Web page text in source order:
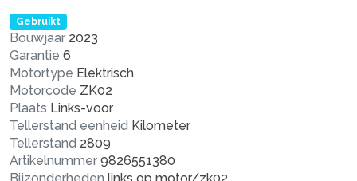
Gebruikt
Bouwjaar 2023
Garantie 6
Motortype Elektrisch
Motorcode ZK02
Plaats Links-voor
Tellerstand eenheid Kilometer
Tellerstand 2809
Artikelnummer 9826551380